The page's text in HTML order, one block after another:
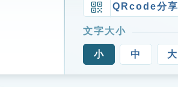
QRcode分享
文字大小
小 中 大